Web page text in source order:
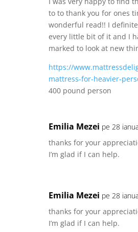
to to thank you for ones
wonderful read!! I
every little bit of it and I
marked to look at new
https://
mattress-for-heavier-
400 pound person
Emilia Mezei pe 28
thanks for your
I’m glad if I can help.
Emilia Mezei pe 28
thanks for your
I’m glad if I can help.